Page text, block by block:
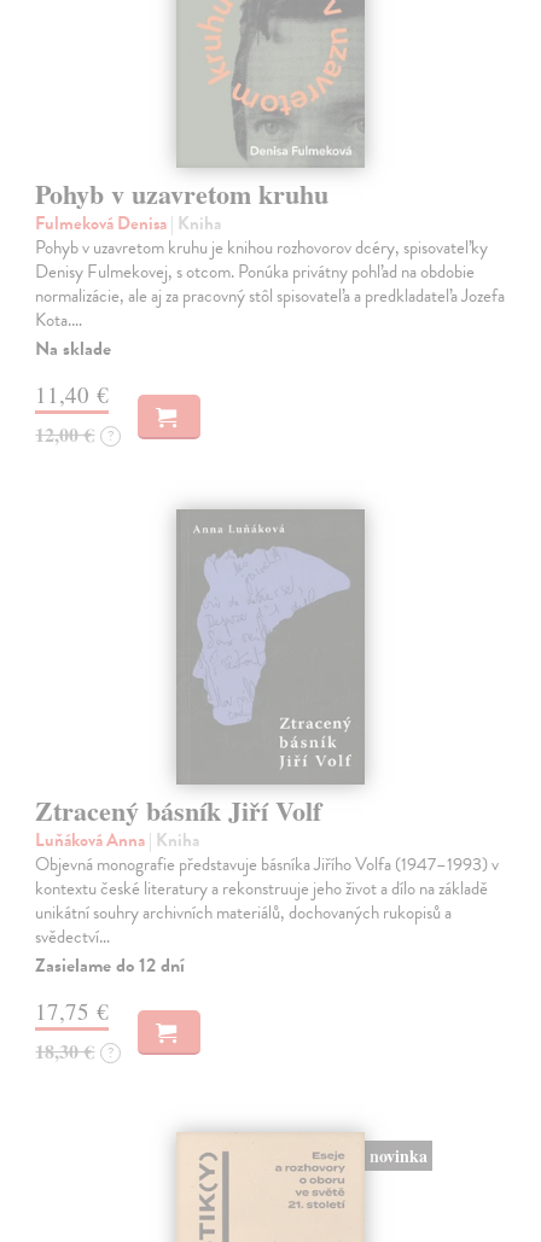
Pohyb v uzavretom kruhu
Fulmeková Denisa| Kniha
Pohyb v uzavretom kruhu je knihou rozhovorov dcéry, spisovateľky
Denisy Fulmekovej, s otcom. Ponúka privátny pohľad na obdobie
normalizácie, ale aj za pracovný stôl spisovateľa a predkladateľa Jozefa
Kota.…
Na sklade
11,40 €
12,00 € ?
Ztracený básník Jiří Volf
Luňáková Anna| Kniha
Objevná monografie představuje básníka Jiřího Volfa (1947–1993) v
kontextu české literatury a rekonstruuje jeho život a dílo na základě
unikátní souhry archivních materiálů, dochovaných rukopisů a
svědectví…
Zasielame do 12 dní
17,75 €
18,30 € ?
novinka